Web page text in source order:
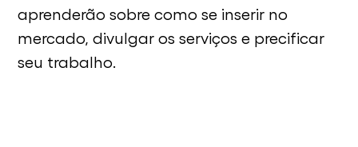
aprenderão sobre como se inserir no
mercado, divulgar os serviços e precificar
seu trabalho.